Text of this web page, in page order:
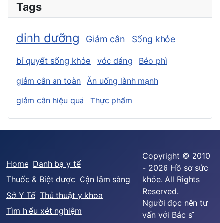
Tags
dinh dưỡng Giảm cân Sống khỏe
bí quyết sống khỏe vóc dáng Béo phì
giảm cân an toàn
Ăn uống lành mạnh
giảm cân hiệu quả
Thực phẩm
Home Danh bạ y tế
Thuốc & Biệt dược Cận lâm sàng
Sở Y Tế Thủ thuật y khoa
Tìm hiểu xét nghiệm
Copyright © 2010
- 2026 Hồ sơ sức
khỏe. All Rights
Reserved.
Người đọc nên tư
vấn với Bác sĩ